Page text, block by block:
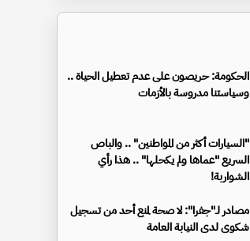
الحكومة: حريصون على عدم تعطيل الحياة ..
وسياستنا مدروسة بالأزمات
"السيارات أكثر من المواطنين" .. والباص
السريع "عماها ولم يكحلها" .. هذا رأي
الشواربة!
مصادر لـ"جفرا": لا صحة لمنع أحد من تسجيل
شكوى لدى النيابة العامة